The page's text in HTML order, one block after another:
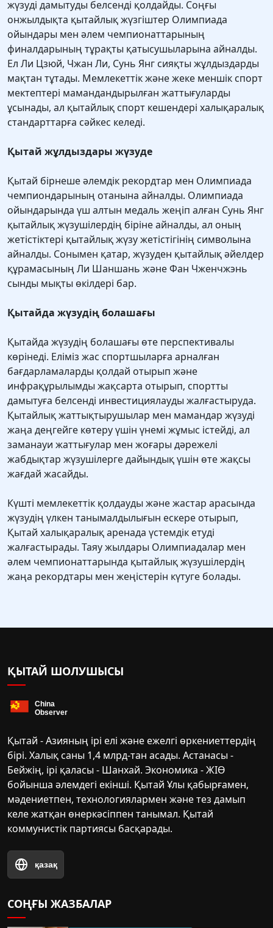
жүзуді дамытуды белсенді қолдайды. Соңғы
онжылдықта қытайлық жүзгіштер Олимпиада
ойындары мен әлем чемпионаттарының
финалдарының тұрақты қатысушыларына айналды.
Ел Ли Цзюй, Чжан Ли, Сунь Янг сияқты жұлдыздарды
мақтан тұтады. Мемлекеттік және жеке меншік спорт
мектептері мамандандырылған жаттығуларды
ұсынады, ал қытайлық спорт кешендері халықаралық
стандарттарға сәйкес келеді.
Қытай жұлдыздары жүзуде
Қытай бірнеше әлемдік рекордтар мен Олимпиада
чемпиондарының отанына айналды. Олимпиада
ойындарында үш алтын медаль жеңіп алған Сунь Янг
қытайлық жүзушілердің біріне айналды, ал оның
жетістіктері қытайлық жүзу жетістігінің символына
айналды. Сонымен қатар, жүзуден қытайлық әйелдер
құрамасының Ли Шаншань және Фан Чженчжэнь
сынды мықты өкілдері бар.
Қытайда жүзудің болашағы
Қытайда жүзудің болашағы өте перспективалы
көрінеді. Еліміз жас спортшыларға арналған
бағдарламаларды қолдай отырып және
инфрақұрылымды жақсарта отырып, спортты
дамытуға белсенді инвестициялауды жалғастыруда.
Қытайлық жаттықтырушылар мен мамандар жүзуді
жаңа деңгейге көтеру үшін үнемі жұмыс істейді, ал
заманауи жаттығулар мен жоғары дәрежелі
жабдықтар жүзушілерге дайындық үшін өте жақсы
жағдай жасайды.
Күшті мемлекеттік қолдауды және жастар арасында
жүзудің үлкен танымалдылығын ескере отырып,
Қытай халықаралық аренада үстемдік етуді
жалғастырады. Таяу жылдары Олимпиадалар мен
әлем чемпионаттарында қытайлық жүзушілердің
жаңа рекордтары мен жеңістерін күтуге болады.
ҚЫТАЙ ШОЛУШЫСЫ
Қытай - Азияның ірі елі және ежелгі өркениеттердің
бірі. Халық саны 1,4 млрд-тан асады. Астанасы -
Бейжің, ірі қаласы - Шанхай. Экономика - ЖІӨ
бойынша әлемдегі екінші. Қытай Ұлы қабырғамен,
мәдениетпен, технологиялармен және тез дамып
келе жатқан өнеркәсіппен танымал. Қытай
коммунистік партиясы басқарады.
қазақ
СОҢҒЫ ЖАЗБАЛАР